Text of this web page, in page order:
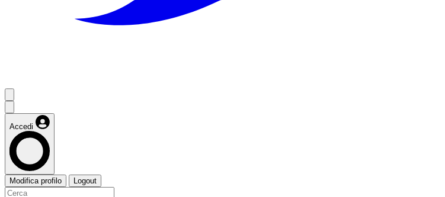
Accedi
Modifica profilo Logout